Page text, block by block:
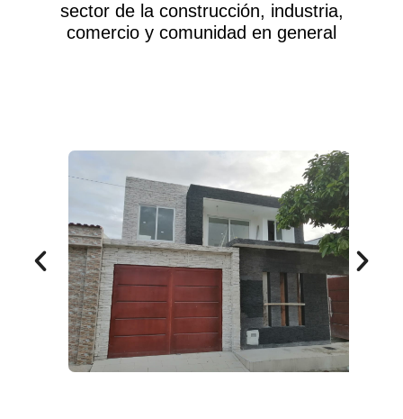
sector de la construcción, industria,
comercio y comunidad en general